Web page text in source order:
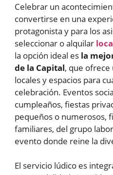
Celebrar un
convertirse en una
protagonista y para los
seleccionar o alquilar
la opción ideal es la
de la Capital, que ofrece
locales y espacios para
celebración. Eventos
cumpleaños, fiestas
pequeños o numerosos,
familiares, del grupo
evento donde reine la
El servicio lúdico es